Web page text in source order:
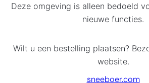
Deze omgeving is alleen bedoeld
nieuwe functies.
Wilt u een bestelling plaatsen?
website.
sneeboer.com